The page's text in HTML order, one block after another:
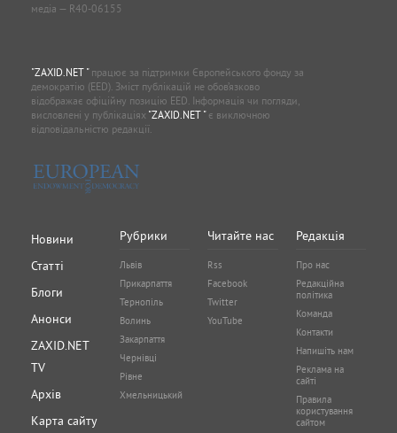
демократію (EED). Зміст публікацій не обов’язково
відображає офіційну позицію EED. Інформація чи погляди,
висловлені у публікаціях"ZAXID.NET "є виключною
відповідальністю редакції.
TV
Карта сайту
Прикарпаття
Тернопіль
Волинь
Закарпаття
Чернівці
Рівне
Хмельницький
Facebook
Twitter
YouTube
Редакційна
політика
Команда
Контакти
Напишіть нам
Реклама на
сайті
Правила
користування
сайтом
Політика